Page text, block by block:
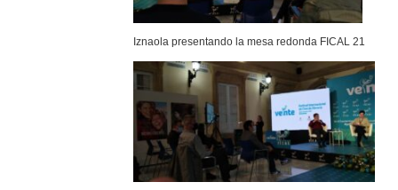
Iznaola presentando la mesa redonda FICAL 21